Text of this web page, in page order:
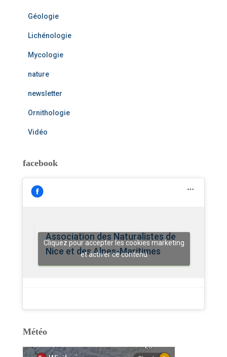
Géologie
Lichénologie
Mycologie
nature
newsletter
Ornithologie
Vidéo
facebook
Association des Naturalistes de
Nice et des Alpes-Maritimes
Cliquez pour accepter les cookies marketing
et activer ce contenu
Météo